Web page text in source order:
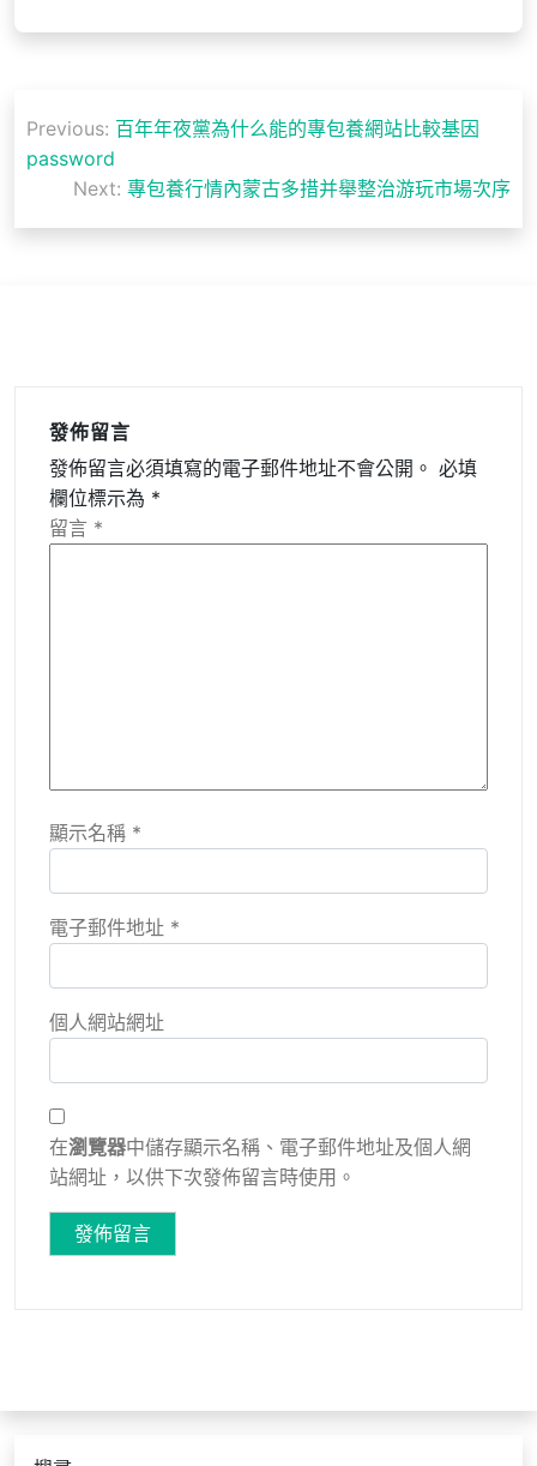
章
覽
Previous: 百年年夜黨為什么能的專包養網站比較基因
password
Next: 專包養行情內蒙古多措并舉整治游玩市場次序
發佈留言
發佈留言必須填寫的電子郵件地址不會公開。 必填
欄位標示為 *
留言 *
顯示名稱 *
電子郵件地址 *
個人網站網址
在瀏覽器中儲存顯示名稱、電子郵件地址及個人網
站網址，以供下次發佈留言時使用。